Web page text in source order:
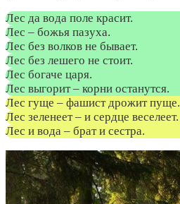
Лес да вода поле красит.
Лес – божья пазуха.
Лес без волков не бывает.
Лес без лешего не стоит.
Лес богаче царя.
Лес выгорит – корни останутся.
Лес гуще – фашист дрожит пуще.
Лес зеленеет – и сердце веселеет.
Лес и вода – брат и сестра.